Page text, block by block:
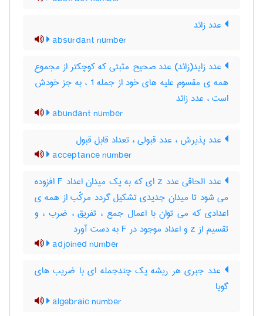
عدد زائد
absurdant number
عدد زاید(زائد) عدد صحیح مثبتی که کوچکتر از مجموع
همه ی مقسوم علیه های خود از جمله 1 ، به جز خودش
است ، عدد زائد
abundant number
عدد پذیرش ، عدد قبولی ، تعداد قابل قبول
acceptance number
عدد الحاقی عدد z ای که به یک میدان اعداد F افزوده
می شود تا میدان جدیدی تشکیل گردد مرکّب از همه ی
اعدادی که می توان با اعمال جمع ، تفریق ، ضرب ، و
تقسیم از z و اعداد موجود در F به دست آورد
adjoined number
عدد جبری هر ریشه یک چندجمله ای با ضریب های
گویا
algebraic number